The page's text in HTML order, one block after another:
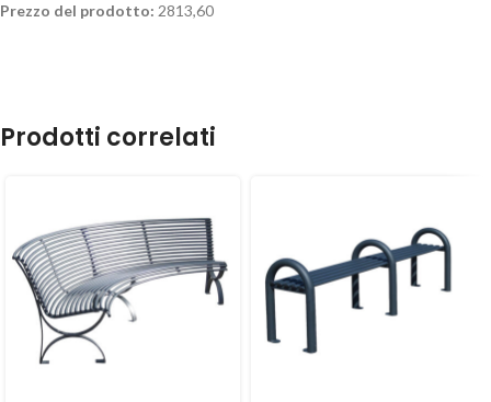
Prezzo del prodotto: 2813,60
Prodotti correlati